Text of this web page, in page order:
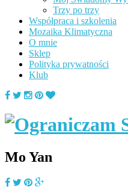
Trzy po trzy
Współpraca i szkolenia
Mozaika Klimatyczna
O mnie
Sklep
Polityka prywatności
Klub
Mo Yan